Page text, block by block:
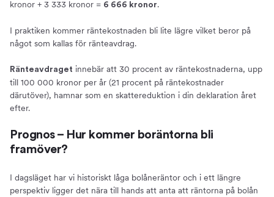
kronor + 3 333 kronor = 6 666 kronor.
I praktiken kommer räntekostnaden bli lite lägre vilket beror på
något som kallas för ränteavdrag.
Ränteavdraget innebär att 30 procent av räntekostnaderna, upp
till 100 000 kronor per år (21 procent på räntekostnader
därutöver), hamnar som en skattereduktion i din deklaration året
efter.
Prognos – Hur kommer boräntorna bli
framöver?
I dagsläget har vi historiskt låga bolåneräntor och i ett längre
perspektiv ligger det nära till hands att anta att räntorna på bolån